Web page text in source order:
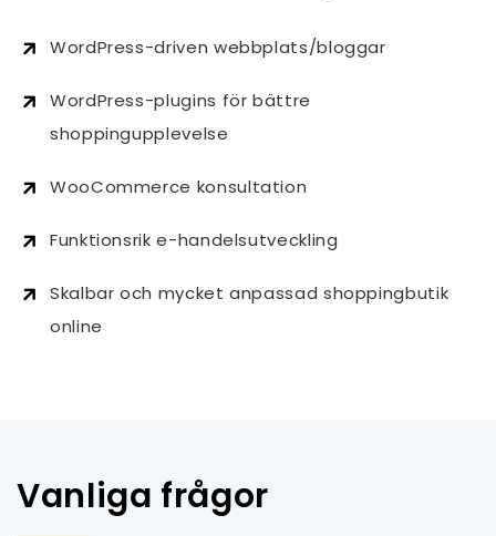
WordPress-driven webbplats/bloggar
WordPress-plugins för bättre
shoppingupplevelse
WooCommerce konsultation
Funktionsrik e-handelsutveckling
Skalbar och mycket anpassad shoppingbutik
online
Vanliga frågor